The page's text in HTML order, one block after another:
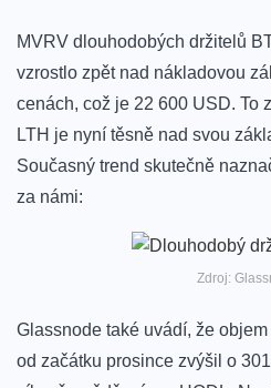
MVRV dlouhodobých držitelů
vzrostlo zpět nad nákladovou
cenách, což je 22 600 USD. To
LTH je nyní těsně nad svou
Současný trend skutečně
za námi:
Zdroj:
Glassnode také uvádí, že
od začátku prosince zvýšil o